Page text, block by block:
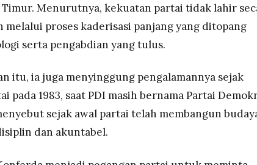
Timur. Menurutnya, kekuatan partai tidak lahir
melalui proses kaderisasi panjang yang ditopang
serta pengabdian yang tulus.
itu, ia juga menyinggung pengalamannya sejak
pada 1983, saat PDI masih bernama Partai
sejak awal partai telah membangun
dan akuntabel.